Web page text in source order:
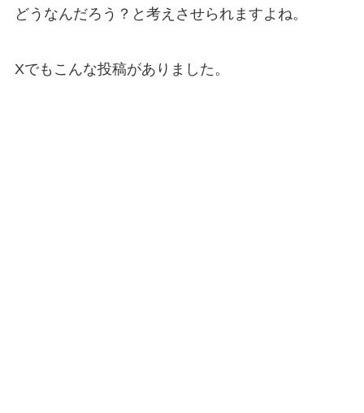
どうなんだろう？と考えさせられますよね。
Xでもこんな投稿がありました。